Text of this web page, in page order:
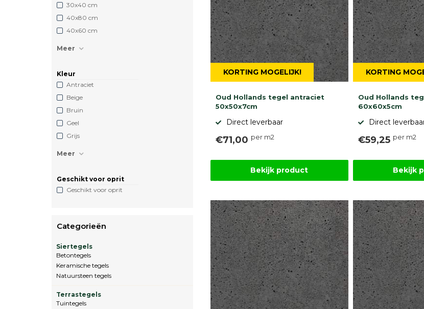
30x40 cm
40x80 cm
40x60 cm
Meer
Kleur
Antraciet
Beige
Bruin
Geel
Grijs
Meer
Geschikt voor oprit
Geschikt voor oprit
Categorieën
Siertegels
Betontegels
Keramische tegels
Natuursteen tegels
Terrastegels
Tuintegels
KORTING MOGELIJK!
Oud Hollands tegel antraciet
50x50x7cm
Direct leverbaar
€71,00 per m2
Bekijk product
KORTING
Oud Hollands
60x60x5cm
Direct
€59,25 per m2
Bekijk